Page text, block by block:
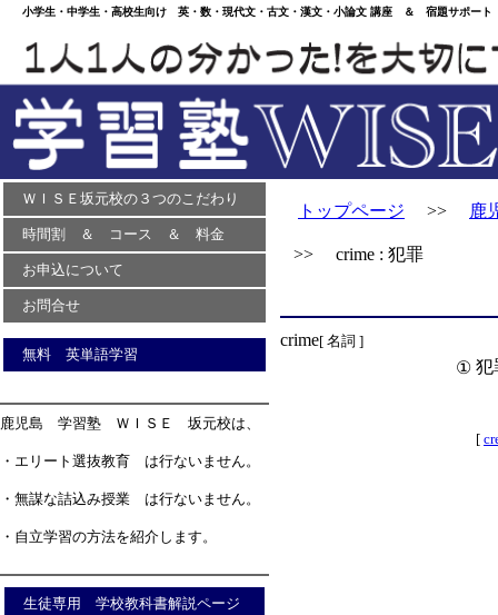
小学生・中学生・高校生向け 英・数・現代文・古文・漢文・小論文 講座 ＆ 宿題サポー
ＷＩＳＥ坂元校の３つのこだわり
時間割 ＆ コース ＆ 料金
お申込について
お問合せ
無料 英単語学習
鹿児島 学習塾 ＷＩＳＥ 坂元校は、
・エリート選抜教育 は行ないません。
・無謀な詰込み授業 は行ないません。
・自立学習の方法を紹介します。
生徒専用 学校教科書解説ページ
トップページ >> 鹿
>> crime : 犯罪
crime[ 名詞 ]
① 犯
[